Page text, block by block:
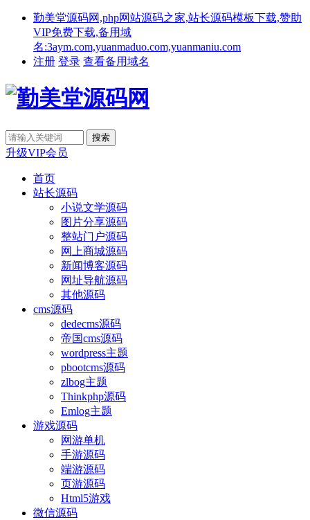
勤美堂源码网,php网站源码之家,站长源码模板下载,赞助
VIP免费下载,备用域
名:3aym.com,yuanmaduo.com,yuanmaniu.com
注册 登录 查看备用域名
升级VIP会员
首页
站长源码
小说文学源码
图片分享源码
整站门户源码
网上商城源码
新闻博客源码
网址导航源码
其他源码
cms源码
dedecms源码
帝国cms源码
wordpress主题
pbootcms源码
zlbog主题
Thinkphp源码
Emlog主题
游戏源码
网游单机
手游源码
端游源码
页游源码
Html5游戏
微信源码